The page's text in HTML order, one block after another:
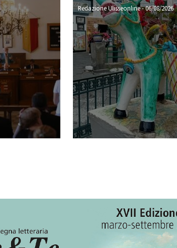
Redazione Ulisseonline-06/08/2026